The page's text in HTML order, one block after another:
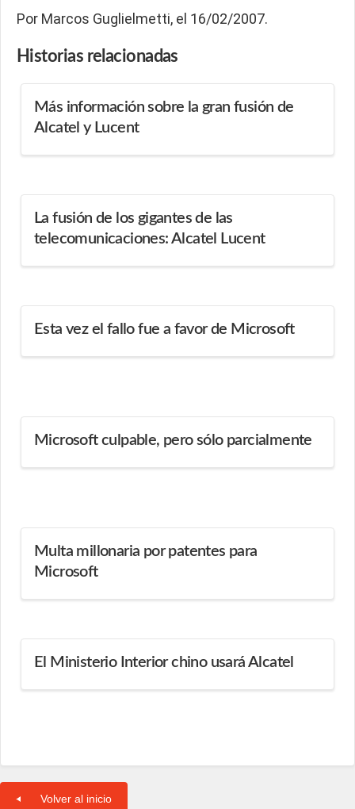
Por Marcos Guglielmetti, el 16/02/2007.
Historias relacionadas
Más información sobre la gran fusión de
Alcatel y Lucent
La fusión de los gigantes de las
telecomunicaciones: Alcatel Lucent
Esta vez el fallo fue a favor de Microsoft
Microsoft culpable, pero sólo parcialmente
Multa millonaria por patentes para
Microsoft
El Ministerio Interior chino usará Alcatel
Volver al inicio